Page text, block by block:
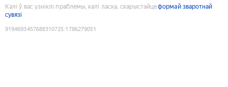
Калі ў вас узніклі праблемы, калі ласка, скарыстайцеформай зваротнай
сувязі
9194693457688310725:1786279051